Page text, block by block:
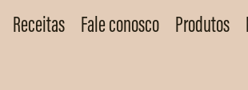
Receitas Fale conosco Produtos